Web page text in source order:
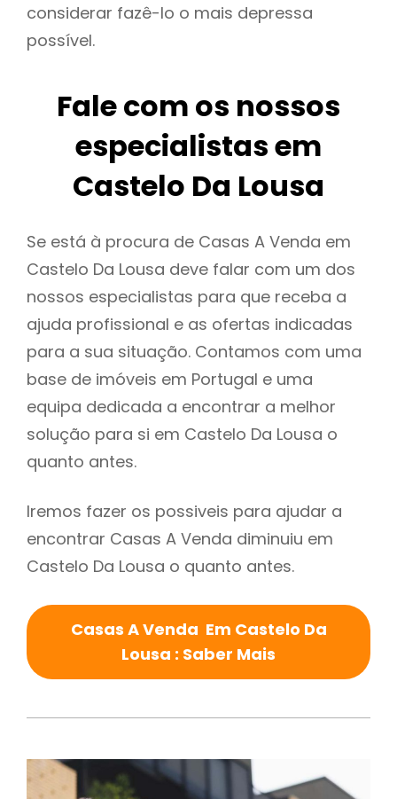
considerar fazê-lo o mais depressa
possível.
Fale com os nossos
especialistas em
Castelo Da Lousa
Se está à procura de Casas A Venda em
Castelo Da Lousa deve falar com um dos
nossos especialistas para que receba a
ajuda profissional e as ofertas indicadas
para a sua situação. Contamos com uma
base de imóveis em Portugal e uma
equipa dedicada a encontrar a melhor
solução para si em Castelo Da Lousa o
quanto antes.
Iremos fazer os possiveis para ajudar a
encontrar Casas A Venda diminuiu em
Castelo Da Lousa o quanto antes.
Casas A Venda Em Castelo Da
Lousa : Saber Mais